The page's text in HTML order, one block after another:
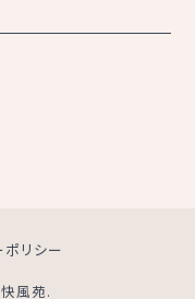
ポリシー
風苑.